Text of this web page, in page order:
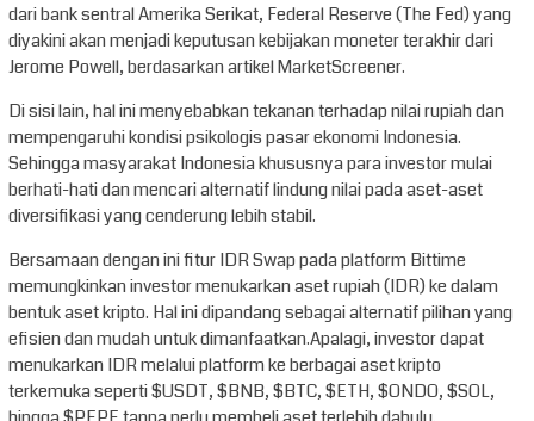
dari bank sentral Amerika Serikat, Federal Reserve (The Fed) yang
diyakini akan menjadi keputusan kebijakan moneter terakhir dari
Jerome Powell, berdasarkan artikel MarketScreener.
Di sisi lain, hal ini menyebabkan tekanan terhadap nilai rupiah dan
mempengaruhi kondisi psikologis pasar ekonomi Indonesia.
Sehingga masyarakat Indonesia khususnya para investor mulai
berhati-hati dan mencari alternatif lindung nilai pada aset-aset
diversifikasi yang cenderung lebih stabil.
Bersamaan dengan ini fitur IDR Swap pada platform Bittime
memungkinkan investor menukarkan aset rupiah (IDR) ke dalam
bentuk aset kripto. Hal ini dipandang sebagai alternatif pilihan yang
efisien dan mudah untuk dimanfaatkan.Apalagi, investor dapat
menukarkan IDR melalui platform ke berbagai aset kripto
terkemuka seperti $USDT, $BNB, $BTC, $ETH, $ONDO, $SOL,